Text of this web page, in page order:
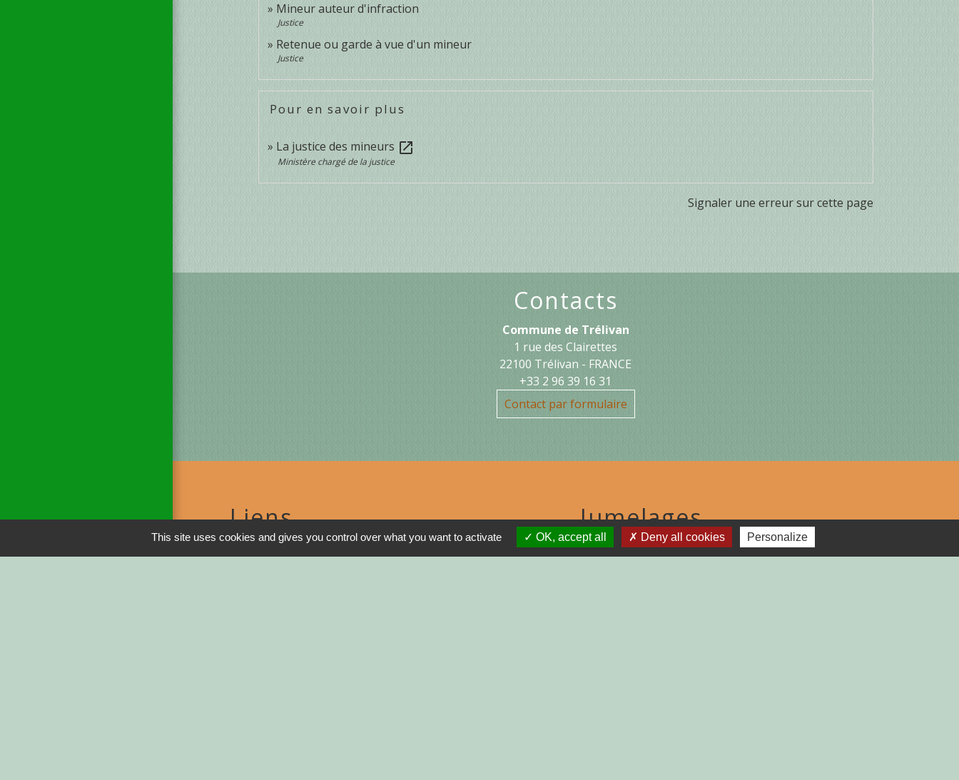
Mineur auteur d'infraction
Justice
Retenue ou garde à vue d'un mineur
Justice
Pour en savoir plus
La justice des mineurs open_in_new
Ministère chargé de la justice
Signaler une erreur sur cette page
Contacts
Commune de Trélivan
1 rue des Clairettes
22100 Trélivan - FRANCE
+33 2 96 39 16 31
Contact par formulaire
Liens Jumelages
MONTGAILHARD (ARIEGE)
This site uses cookies and gives you control over what you want to activate OK, accept all Deny all cookies Personalize